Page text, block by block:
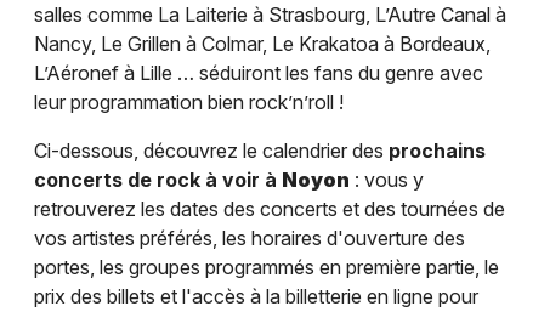
salles comme La Laiterie à Strasbourg, L’Autre Canal à
Nancy, Le Grillen à Colmar, Le Krakatoa à Bordeaux,
L’Aéronef à Lille … séduiront les fans du genre avec
leur programmation bien rock’n’roll !
Ci-dessous, découvrez le calendrier des prochains
concerts de rock à voir à Noyon : vous y
retrouverez les dates des concerts et des tournées de
vos artistes préférés, les horaires d'ouverture des
portes, les groupes programmés en première partie, le
prix des billets et l'accès à la billetterie en ligne pour